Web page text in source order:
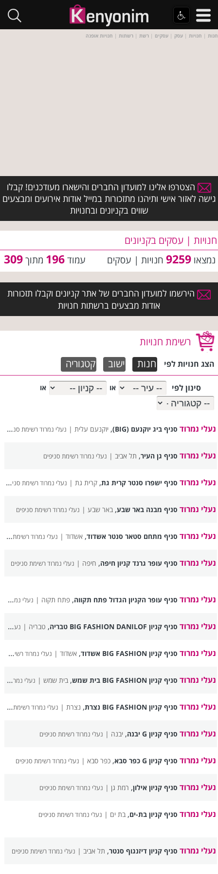
חנות | חנויות | עסק | עסקים | רשת | רשתות | חנויות אופנה
הצטרפו אלינו למועדון החברים והישארו מעודכנים! קבלו
גישה לאזור אישי ותיהנו מתזכורות במייל אודות אירועים ומבצעים
שווים בקניונים ובחנויות
חנויות | עסקים בקניונים
עמוד196 מתוך309 נמצאו 9259 חנויות | עסקים
הירשמו למועדון החברים של אתר קניונים וקבלו תזכורות
אודות מבצעים ברשתות חנויות
רשימת חנויות
הצג חנויות לפי חנות ישוב קטגוריה
סינון לפי או או
נעלי נמרוד סניף ביג יוקנעם (BIG) , יוקנעם עלית | נעלי נמרוד רשימת סניפים
נעלי נמרוד סניף גן העיר, תל אביב | נעלי נמרוד רשימת סניפים
נעלי נמרוד סניף ישפרו סנטר קרית גת,קרית גת | נעלי נמרוד רשימת סניפים
נעלי נמרוד סניף מבנה באר שבע,באר שבע | נעלי נמרוד רשימת סניפים
נעלי נמרוד סניף מתחם סטאר סנטר אשדוד, אשדוד | נעלי נמרוד רשימת סניפים
נעלי נמרוד סניף עופר גרנד קניון חיפה, חיפה | נעלי נמרוד רשימת סניפים
נעלי נמרוד סניף עופר הקניון הגדול פתח תקווה,פתח תקוה | נעלי נמרוד רשימת סניפים
נעלי נמרוד סניף קניון BIG FASHION DANILOF טבריה , טבריה | נעלי נמרוד רשימת סניפים
נעלי נמרוד סניף קניון BIG FASHION אשדוד , אשדוד | נעלי נמרוד רשימת סניפים
נעלי נמרוד סניף קניון BIG FASHION בית שמש ,בית שמש | נעלי נמרוד רשימת סניפים
נעלי נמרוד סניף קניון BIG FASHION נצרת , נצרת | נעלי נמרוד רשימת סניפים
נעלי נמרוד סניף קניון G יבנה , יבנה | נעלי נמרוד רשימת סניפים
נעלי נמרוד סניף קניון G כפר סבא ,כפר סבא | נעלי נמרוד רשימת סניפים
נעלי נמרוד סניף קניון אילון, רמת גן | נעלי נמרוד רשימת סניפים
נעלי נמרוד סניף קניון בת-ים,בת ים | נעלי נמרוד רשימת סניפים
נעלי נמרוד סניף קניון דיזנגוף סנטר, תל אביב | נעלי נמרוד רשימת סניפים